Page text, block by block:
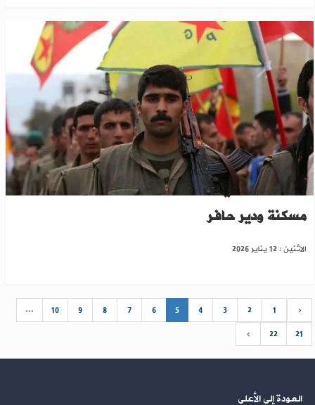
الجيش السوري يحذّر "قسد" بعد رصد تعزيزات قرب
مسكنة ودير حافر
الاثنين : 12 يناير 2026
‹
1
2
3
4
5
6
7
8
9
10
...
21
22
›
العودة إلى الأعلى